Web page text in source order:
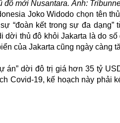
đô mới Nusantara. Ảnh:
Joko Widodo chọn tên
“đoàn kết trong sự đa
thủ đô khỏi Jakarta là do
của Jakarta cũng ngày càng
án” dời đô trị giá hơn 35 tỷ
Covid-19, kế hoạch này phải